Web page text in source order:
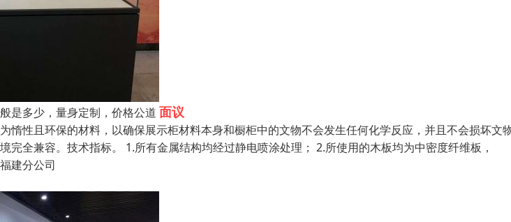
是多少，量身定制，价格公道 面议
惰性且环保的材料，以确保展示柜材料本身和橱柜中的文物不会发生任何化学反应，并且不会损坏文
完全兼容。技术指标。 1.所有金属结构均经过静电喷涂处理； 2.所使用的木板均为中密度纤维板，
建分公司